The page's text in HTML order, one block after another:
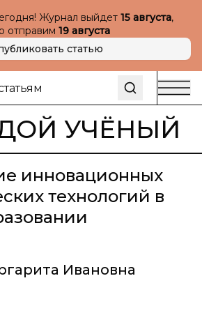
Журнал выйдет 15 августа,
отправим 19 августа
статью
УЧЁНЫЙ
инновационных
технологий в
Ивановна